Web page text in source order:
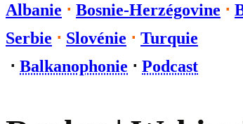
Albanie ⋅ Bosnie-Herzégovine ⋅
Serbie ⋅ Slovénie ⋅ Turquie
⋅ Balkanophonie ⋅ Podcast